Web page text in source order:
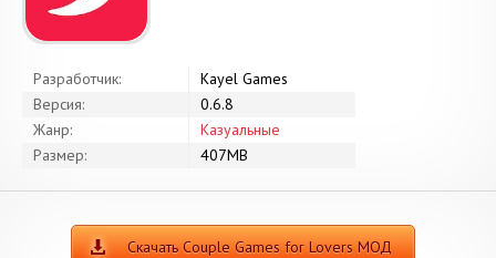
Разработчик:
Kayel Games
Версия:
0.6.8
Жанр:
Казуальные
Размер:
407MB
Скачать Couple Games for Lovers МОД